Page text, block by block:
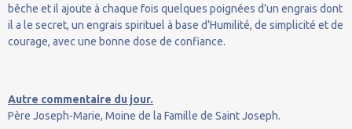
bêche et il ajoute à chaque fois quelques poignées d’un engrais dont
il a le secret, un engrais spirituel à base d’Humilité, de simplicité et de
courage, avec une bonne dose de confiance.
Autre commentaire du jour.
Père Joseph-Marie, Moine de la Famille de Saint Joseph.